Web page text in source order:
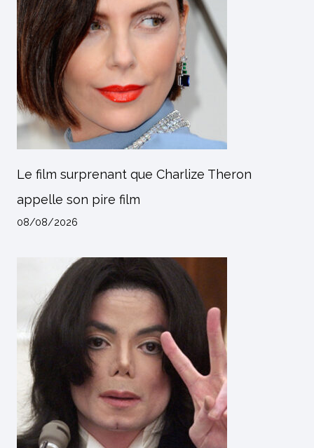
Le film surprenant que Charlize Theron
appelle son pire film
08/08/2026